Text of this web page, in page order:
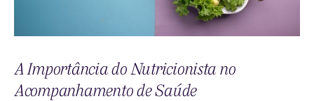
A Importância do Nutricionista no
Acompanhamento de Saúde